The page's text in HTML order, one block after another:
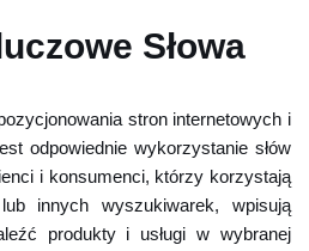
Słowa
stron internetowych i
odpowiednie wykorzystanie słów
i konsumenci, którzy korzystają
innych wyszukiwarek, wpisują
produkty i usługi w wybranej